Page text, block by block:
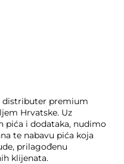
distributer premium
Hrvatske. Uz
pića i dodataka, nudimo
te nabavu pića koja
prilagođenu
klijenata.